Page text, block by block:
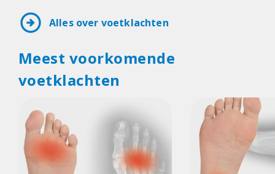
arrow_circle_right Alles over voetklachten
Meest voorkomende
voetklachten